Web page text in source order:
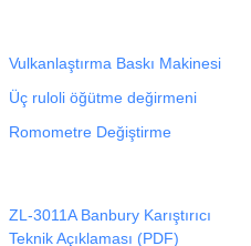
Vulkanlaştırma Baskı Makinesi
Üç ruloli öğütme değirmeni
Romometre Değiştirme
ZL-3011A Banbury Karıştırıcı
Teknik Açıklaması (PDF)